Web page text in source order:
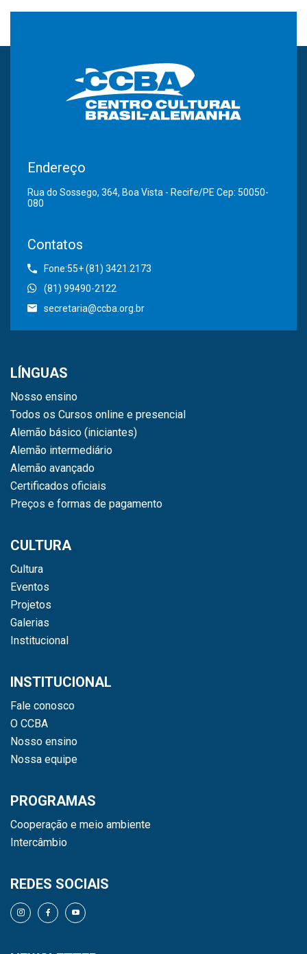
Endereço
Rua do Sossego, 364, Boa Vista - Recife/PE Cep: 50050-
080
Contatos
Fone:55+ (81) 3421.2173
(81) 99490-2122
secretaria@ccba.org.br
LÍNGUAS
Nosso ensino
Todos os Cursos online e presencial
Alemão básico (iniciantes)
Alemão intermediário
Alemão avançado
Certificados oficiais
Preços e formas de pagamento
CULTURA
Cultura
Eventos
Projetos
Galerias
Institucional
INSTITUCIONAL
Fale conosco
O CCBA
Nosso ensino
Nossa equipe
PROGRAMAS
Cooperação e meio ambiente
Intercâmbio
REDES SOCIAIS